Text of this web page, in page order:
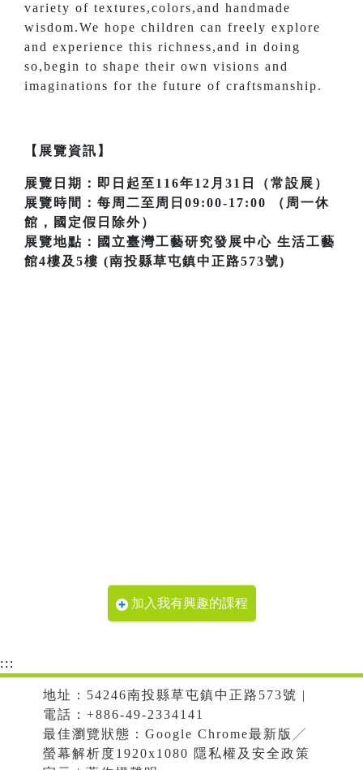
variety of textures,colors,and handmade
wisdom.We hope children can freely explore
and experience this richness,and in doing
so,begin to shape their own visions and
imaginations for the future of craftsmanship.
【展覽資訊】
展覽日期：即日起至116年12月31日（常設展）
展覽時間：每周二至周日09:00-17:00 （周一休
館，國定假日除外）
展覽地點：國立臺灣工藝研究發展中心 生活工藝
館4樓及5樓 (南投縣草屯鎮中正路573號)
加入我有興趣的課程
:::
地址：54246南投縣草屯鎮中正路573號 |
電話：+886-49-2334141
最佳瀏覽狀態：Google Chrome最新版╱
螢幕解析度1920x1080 隱私權及安全政策